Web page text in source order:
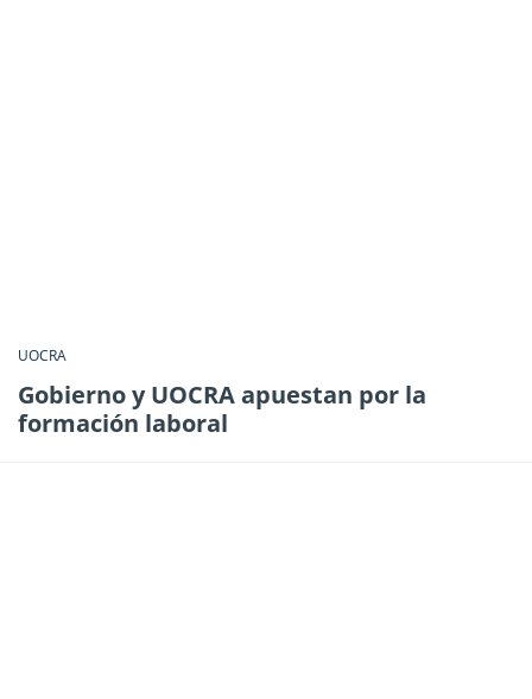
UOCRA
Gobierno y UOCRA apuestan por la
formación laboral